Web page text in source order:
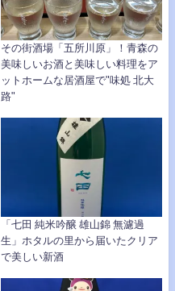
その街酒場「五所川原」！青森の
美味しいお酒と美味しい料理をア
ットホームな居酒屋で"味処 北大
路"
「七田 純米吟醸 雄山錦 無濾過
生」ホタルの里から届いたクリア
で美しい新酒